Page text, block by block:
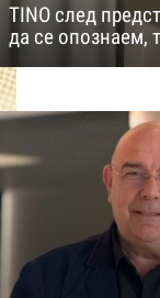
TINO след
да се опознаем,